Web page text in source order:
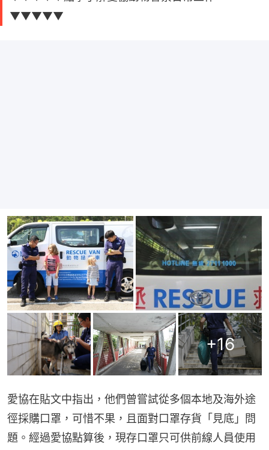
▼▼▼▼▼
+16
愛協在貼文中指出，他們曾嘗試從多個本地及海外途
徑採購口罩，可惜不果，且面對口罩存貨「見底」問
題。經過愛協點算後，現存口罩只可供前線人員使用